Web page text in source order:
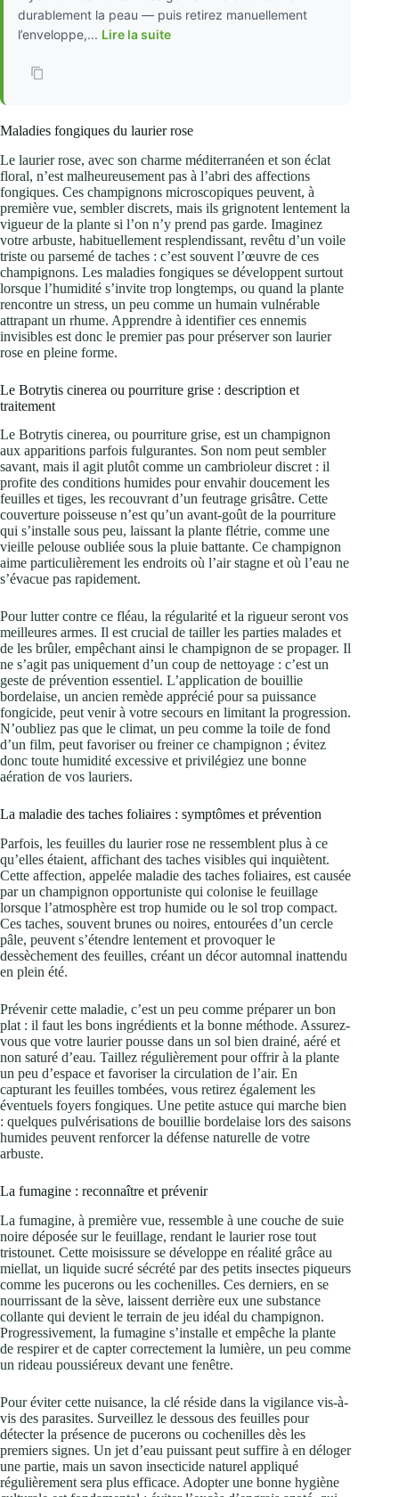
durablement la peau — puis retirez manuellement
l’enveloppe,... Lire la suite
Maladies fongiques du laurier rose
Le laurier rose, avec son charme méditerranéen et son éclat
floral, n’est malheureusement pas à l’abri des affections
fongiques. Ces champignons microscopiques peuvent, à
première vue, sembler discrets, mais ils grignotent lentement la
vigueur de la plante si l’on n’y prend pas garde. Imaginez
votre arbuste, habituellement resplendissant, revêtu d’un voile
triste ou parsemé de taches : c’est souvent l’œuvre de ces
champignons. Les maladies fongiques se développent surtout
lorsque l’humidité s’invite trop longtemps, ou quand la plante
rencontre un stress, un peu comme un humain vulnérable
attrapant un rhume. Apprendre à identifier ces ennemis
invisibles est donc le premier pas pour préserver son laurier
rose en pleine forme.
Le Botrytis cinerea ou pourriture grise : description et
traitement
Le Botrytis cinerea, ou pourriture grise, est un champignon
aux apparitions parfois fulgurantes. Son nom peut sembler
savant, mais il agit plutôt comme un cambrioleur discret : il
profite des conditions humides pour envahir doucement les
feuilles et tiges, les recouvrant d’un feutrage grisâtre. Cette
couverture poisseuse n’est qu’un avant-goût de la pourriture
qui s’installe sous peu, laissant la plante flétrie, comme une
vieille pelouse oubliée sous la pluie battante. Ce champignon
aime particulièrement les endroits où l’air stagne et où l’eau ne
s’évacue pas rapidement.
Pour lutter contre ce fléau, la régularité et la rigueur seront vos
meilleures armes. Il est crucial de tailler les parties malades et
de les brûler, empêchant ainsi le champignon de se propager. Il
ne s’agit pas uniquement d’un coup de nettoyage : c’est un
geste de prévention essentiel. L’application de bouillie
bordelaise, un ancien remède apprécié pour sa puissance
fongicide, peut venir à votre secours en limitant la progression.
N’oubliez pas que le climat, un peu comme la toile de fond
d’un film, peut favoriser ou freiner ce champignon ; évitez
donc toute humidité excessive et privilégiez une bonne
aération de vos lauriers.
La maladie des taches foliaires : symptômes et prévention
Parfois, les feuilles du laurier rose ne ressemblent plus à ce
qu’elles étaient, affichant des taches visibles qui inquiètent.
Cette affection, appelée maladie des taches foliaires, est causée
par un champignon opportuniste qui colonise le feuillage
lorsque l’atmosphère est trop humide ou le sol trop compact.
Ces taches, souvent brunes ou noires, entourées d’un cercle
pâle, peuvent s’étendre lentement et provoquer le
dessèchement des feuilles, créant un décor automnal inattendu
en plein été.
Prévenir cette maladie, c’est un peu comme préparer un bon
plat : il faut les bons ingrédients et la bonne méthode. Assurez-
vous que votre laurier pousse dans un sol bien drainé, aéré et
non saturé d’eau. Taillez régulièrement pour offrir à la plante
un peu d’espace et favoriser la circulation de l’air. En
capturant les feuilles tombées, vous retirez également les
éventuels foyers fongiques. Une petite astuce qui marche bien
: quelques pulvérisations de bouillie bordelaise lors des saisons
humides peuvent renforcer la défense naturelle de votre
arbuste.
La fumagine : reconnaître et prévenir
La fumagine, à première vue, ressemble à une couche de suie
noire déposée sur le feuillage, rendant le laurier rose tout
tristounet. Cette moisissure se développe en réalité grâce au
miellat, un liquide sucré sécrété par des petits insectes piqueurs
comme les pucerons ou les cochenilles. Ces derniers, en se
nourrissant de la sève, laissent derrière eux une substance
collante qui devient le terrain de jeu idéal du champignon.
Progressivement, la fumagine s’installe et empêche la plante
de respirer et de capter correctement la lumière, un peu comme
un rideau poussiéreux devant une fenêtre.
Pour éviter cette nuisance, la clé réside dans la vigilance vis-à-
vis des parasites. Surveillez le dessous des feuilles pour
détecter la présence de pucerons ou cochenilles dès les
premiers signes. Un jet d’eau puissant peut suffire à en déloger
une partie, mais un savon insecticide naturel appliqué
régulièrement sera plus efficace. Adopter une bonne hygiène